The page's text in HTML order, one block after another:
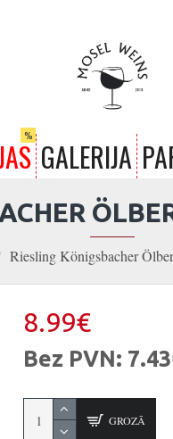
%
GALERIJA
Riesling Königsbacher
8.99€
Bez PVN:
GROZĀ